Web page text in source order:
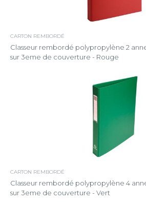
CARTON REMBORDÉ
Classeur rembordé polypropylène 2
sur 3eme de couverture - Rouge
CARTON REMBORDÉ
Classeur rembordé polypropylène 4
sur 3eme de couverture - Vert